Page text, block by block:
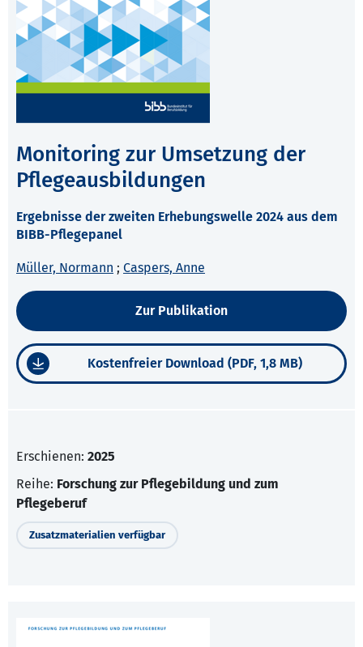
Monitoring zur Umsetzung der
Pflegeausbildungen
Ergebnisse der zweiten Erhebungswelle 2024 aus dem
BIBB-Pflegepanel
Müller, Normann ; Caspers, Anne
Zur Publikation
Kostenfreier Download (PDF, 1,8 MB)
Erschienen: 2025
Reihe: Forschung zur Pflegebildung und zum
Pflegeberuf
Zusatzmaterialien verfügbar